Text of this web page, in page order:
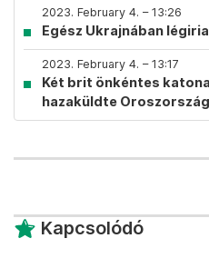
2023. February 4. – 13:26
Egész Ukrajnában
2023. February 4. – 13:17
Két brit önkéntes
hazaküldte
Kapcsolódó